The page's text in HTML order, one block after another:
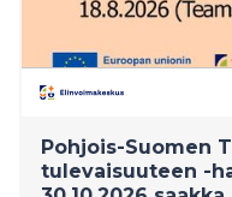
Pohjois-Suomen
tulevaisuuteen -